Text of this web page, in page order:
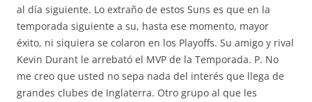
al día siguiente. Lo extraño de estos Suns es que en la
temporada siguiente a su, hasta ese momento, mayor
éxito, ni siquiera se colaron en los Playoffs. Su amigo y rival
Kevin Durant le arrebató el MVP de la Temporada. P. No
me creo que usted no sepa nada del interés que llega de
grandes clubes de Inglaterra. Otro grupo al que les